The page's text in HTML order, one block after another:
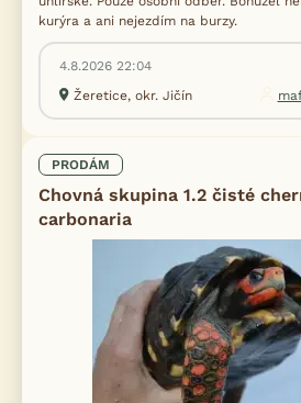
kurýra a ani nejezdím na burzy.
4.8.2026 22:04
Žeretice, okr. Jičín
PRODÁM
Chovná skupina 1.2 čisté
carbonaria